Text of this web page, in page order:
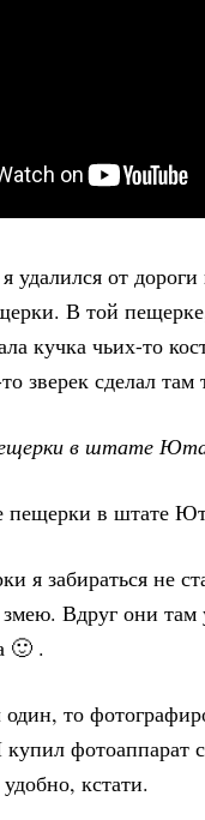
удалился от
В той
кучка чьих-то
зверек сделал там
в штате
я забираться не
Вдруг они там
🙂 .
один, то
фотоаппарат
кстати.